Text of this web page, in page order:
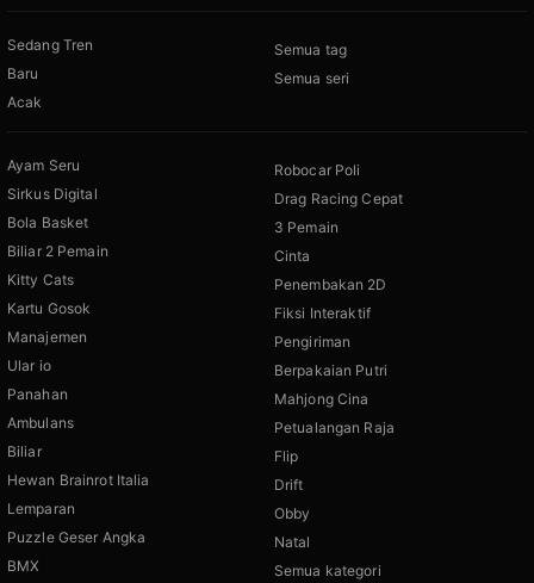
Sedang Tren
Baru
Acak
Semua tag
Semua seri
Ayam Seru
Sirkus Digital
Bola Basket
Biliar 2 Pemain
Kitty Cats
Kartu Gosok
Manajemen
Ular io
Panahan
Ambulans
Biliar
Hewan Brainrot Italia
Lemparan
Puzzle Geser Angka
BMX
Robocar Poli
Drag Racing Cepat
3 Pemain
Cinta
Penembakan 2D
Fiksi Interaktif
Pengiriman
Berpakaian Putri
Mahjong Cina
Petualangan Raja
Flip
Drift
Obby
Natal
Semua kategori